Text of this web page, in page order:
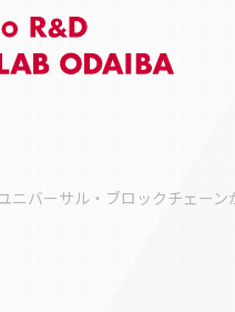
ニバーサル・ブロックチェー